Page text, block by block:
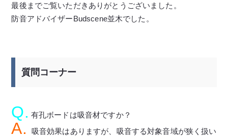
最後までご覧いただきありがとうございました。
防音アドバイザーBudscene並木でした。
質問コーナー
Q. 有孔ボードは吸音材ですか？
A.
吸音効果はありますが、吸音する対象音域が狭く扱い